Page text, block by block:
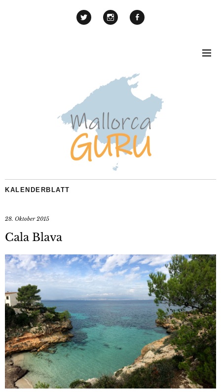
KALENDERBLATT
28. Oktober 2015
Cala Blava